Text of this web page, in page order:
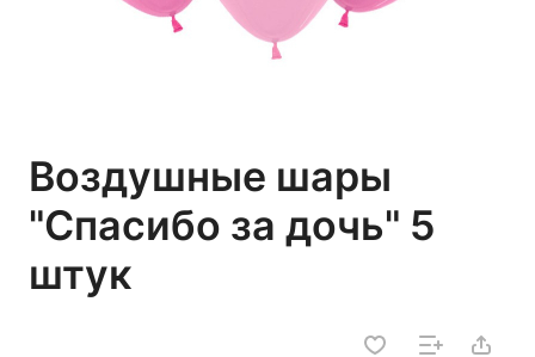
Воздушные шары
"Спасибо за дочь" 5
штук